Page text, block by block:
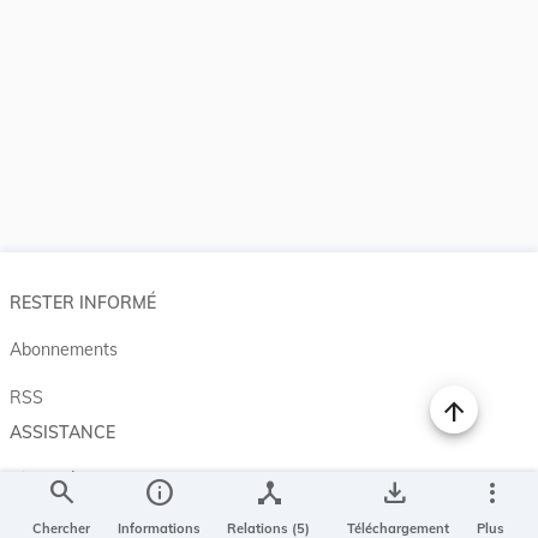
search
Chercher
info
Informations
device_hub
Relations (5)
save_alt
Téléchargement
more_vert
Plus
RESTER INFORMÉ
Abonnements
RSS
ASSISTANCE
Aide et à propos
Projet Casemates